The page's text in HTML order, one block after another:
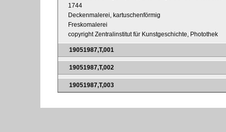
1744
Deckenmalerei, kartuschenförmig
Freskomalerei
copyright Zentralinstitut für Kunstgeschichte, Photothek
19051987,T,001
19051987,T,002
19051987,T,003